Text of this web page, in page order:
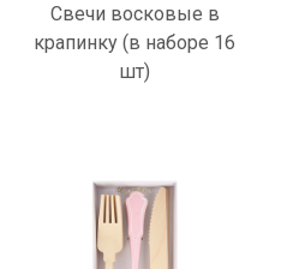
Свечи восковые в
крапинку (в наборе 16
шт)